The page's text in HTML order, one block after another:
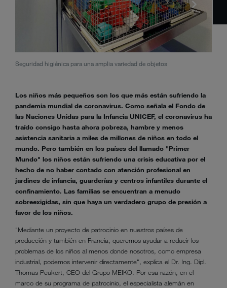
Seguridad higiénica para una amplia variedad de objetos
Los niños más pequeños son los que más están sufriendo la
pandemia mundial de coronavirus. Como señala el Fondo de
las Naciones Unidas para la Infancia UNICEF, el coronavirus ha
traído consigo hasta ahora pobreza, hambre y menos
asistencia sanitaria a miles de millones de niños en todo el
mundo. Pero también en los países del llamado "Primer
Mundo" los niños están sufriendo una crisis educativa por el
hecho de no haber contado con atención profesional en
jardines de infancia, guarderías y centros infantiles durante el
confinamiento. Las familias se encuentran a menudo
sobreexigidas, sin que haya un verdadero grupo de presión a
favor de los niños.
"Mediante un proyecto de patrocinio en nuestros países de
producción y también en Francia, queremos ayudar a reducir los
problemas de los niños al menos donde nosotros, como empresa
industrial, podemos intervenir directamente", explica el Dr. Ing. Dipl.
Thomas Peukert, CEO del Grupo MEIKO. Por esa razón, en el
marco de su programa de patrocinio, el especialista alemán en